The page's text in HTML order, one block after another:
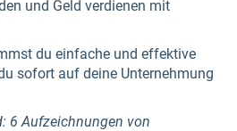
und Geld verdienen mit
du einfache und effektive
sofort auf deine Unternehmung
6 Aufzeichnungen von